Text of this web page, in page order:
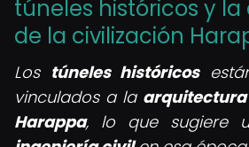
túneles históricos y
de la civilización
Los túneles históricos
vinculados a la arquitectura
Harappa, lo que sugiere